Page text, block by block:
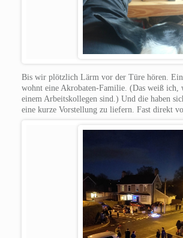
Bis wir plötzlich Lärm vor der Türe hören. Ein
wohnt eine Akrobaten-Familie. (Das weiß ich,
einem Arbeitskollegen sind.) Und die haben
eine kurze Vorstellung zu liefern. Fast direkt